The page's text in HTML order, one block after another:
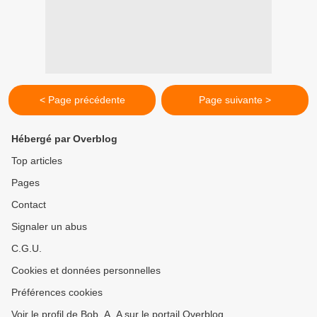
< Page précédente Page suivante >
Hébergé par Overblog
Top articles
Pages
Contact
Signaler un abus
C.G.U.
Cookies et données personnelles
Préférences cookies
Voir le profil de Bob_A_A sur le portail Overblog